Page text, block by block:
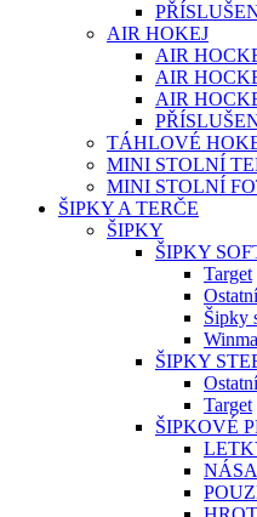
AIR HOKEJ
AIR
AIR
AIR
TÁHLOVÉ
MINI STOLNÍ
MINI STOLNÍ
ŠIPKY A TERČE
ŠIPKY
ŠIPKY
Target
Ostatní
Šipky
ŠIPKY
Ostatní
Target
ŠIPKOVÉ